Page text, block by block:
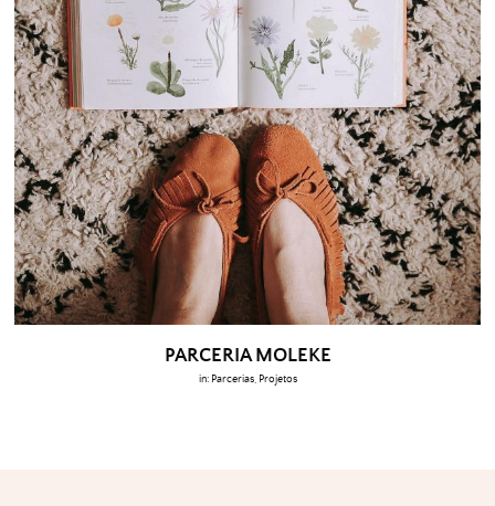
PARCERIA MOLEKE
in: Parcerias, Projetos